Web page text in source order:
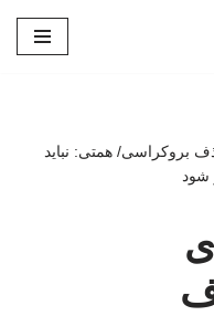
بروکراسی/ همتی: نباید
شود